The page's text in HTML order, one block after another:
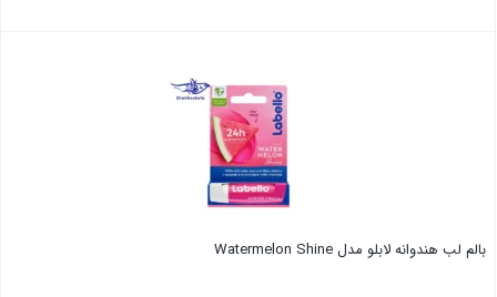
بالم لب هندوانه لابلو مدل Watermelon Shine